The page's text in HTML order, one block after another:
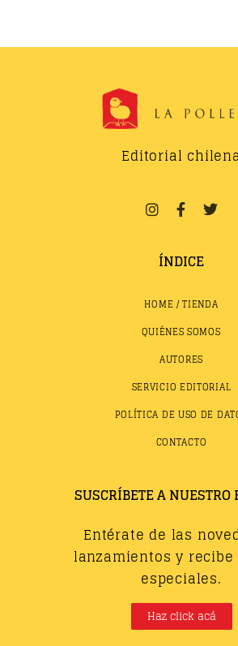
Editorial
ÍNDICE
HOME / TIENDA
QUIÉNES SOMOS
AUTORES
SERVICIO EDITORIAL
POLÍTICA DE USO DE
CONTACTO
SUSCRÍBETE A NUESTRO
Entérate de las
lanzamientos y recibe
especiales.
Haz click acá